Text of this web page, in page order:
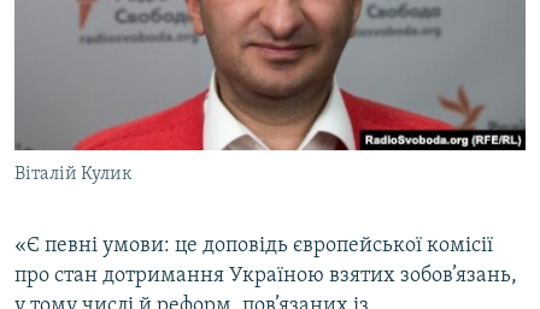
Віталій Кулик
«Є певні умови: це доповідь європейської комісії
про стан дотримання Україною взятих зобов’язань,